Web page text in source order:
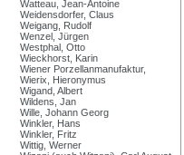
Watteau, Jean-Antoine
Weidensdorfer, Claus
Weigang, Rudolf
Wenzel, Jürgen
Westphal, Otto
Wieckhorst, Karin
Wiener Porzellanmanufaktur,
Wierix, Hieronymus
Wigand, Albert
Wildens, Jan
Wille, Johann Georg
Winkler, Hans
Winkler, Fritz
Wittig, Werner